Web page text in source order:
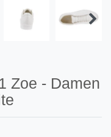
Zoe - Damen